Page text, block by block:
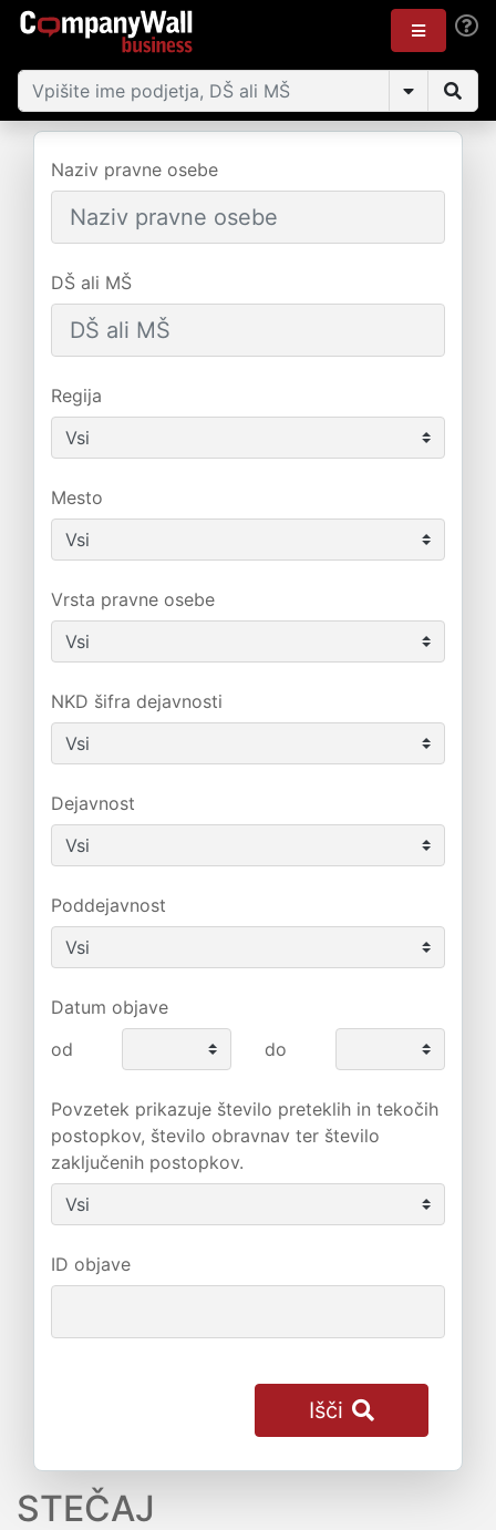
Naziv pravne osebe
DŠ ali MŠ
Regija
Mesto
Vrsta pravne osebe
NKD šifra dejavnosti
Dejavnost
Poddejavnost
Datum objave
od
do
Povzetek prikazuje število preteklih in tekočih
postopkov, število obravnav ter število
zaključenih postopkov.
ID objave
Išči
STEČAJ